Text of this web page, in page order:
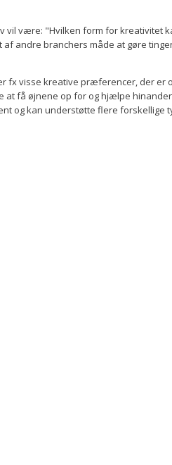
vil være: "Hvilken form for kreativitet
andre branchers måde at gøre
fx visse kreative præferencer, der
at få øjnene op for og hjælpe
og kan understøtte flere forskellige